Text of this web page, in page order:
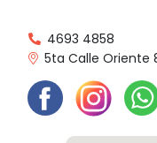
4693 4858
5ta Calle Oriente